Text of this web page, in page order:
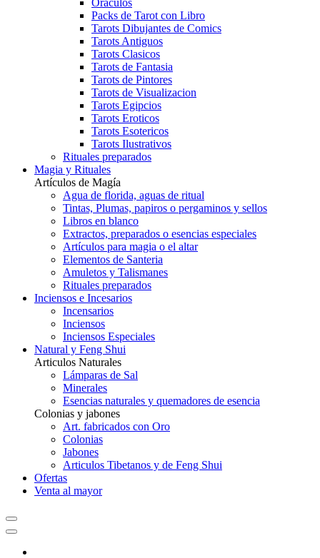
Oraculos
Packs de Tarot con Libro
Tarots Dibujantes de Comics
Tarots Antiguos
Tarots Clasicos
Tarots de Fantasia
Tarots de Pintores
Tarots de Visualizacion
Tarots Egipcios
Tarots Eroticos
Tarots Esotericos
Tarots Ilustrativos
Rituales preparados
Magia y Rituales
Artículos de Magía
Agua de florida, aguas de ritual
Tintas, Plumas, papiros o pergaminos y sellos
Libros en blanco
Extractos, preparados o esencias especiales
Artículos para magia o el altar
Elementos de Santeria
Amuletos y Talismanes
Rituales preparados
Inciensos e Incesarios
Incensarios
Inciensos
Inciensos Especiales
Natural y Feng Shui
Articulos Naturales
Lámparas de Sal
Minerales
Esencias naturales y quemadores de esencia
Colonias y jabones
Art. fabricados con Oro
Colonias
Jabones
Articulos Tibetanos y de Feng Shui
Ofertas
Venta al mayor